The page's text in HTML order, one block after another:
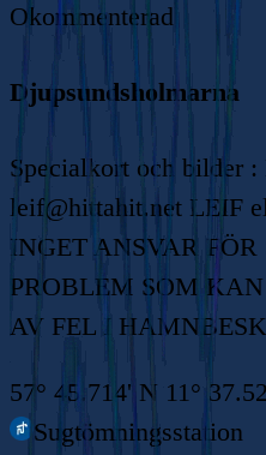
Okommenterad
Djupsundsholmarna
Specialkort och bilder
leif@hittahit.net LEIF
INGET ANSVAR
PROBLEM SOM
AV FEL I
57° 45.714' N 11°
Sugtömningsstation